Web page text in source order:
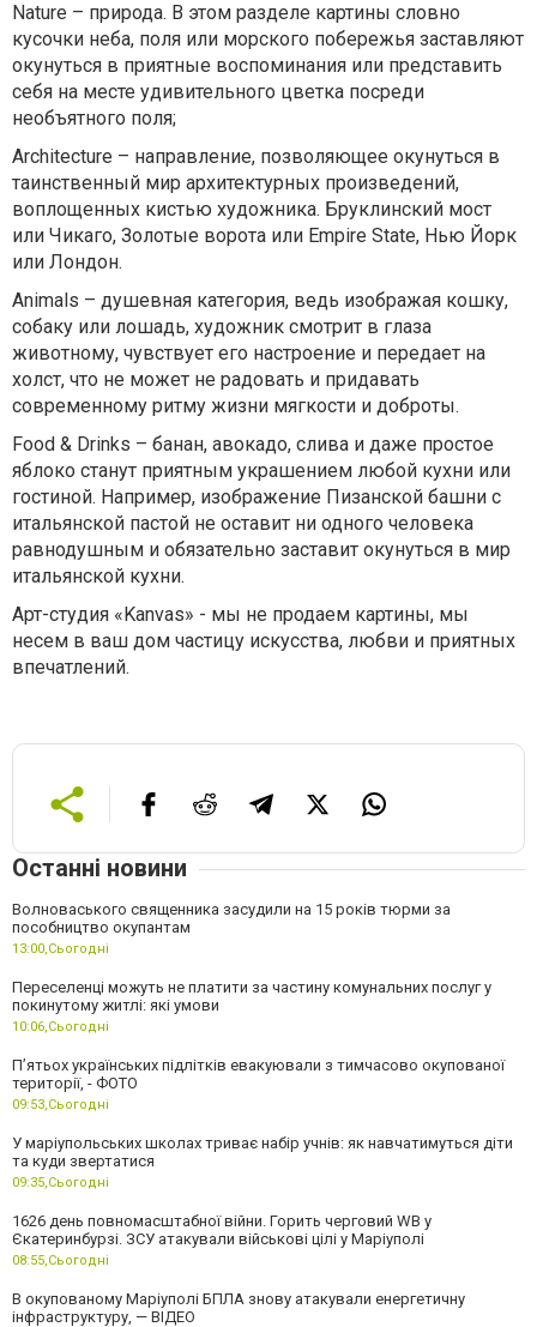
Nature – природа. В этом разделе картины словно
кусочки неба, поля или морского побережья заставляют
окунуться в приятные воспоминания или представить
себя на месте удивительного цветка посреди
необъятного поля;
Architecture – направление, позволяющее окунуться в
таинственный мир архитектурных произведений,
воплощенных кистью художника. Бруклинский мост
или Чикаго, Золотые ворота или Empire State, Нью Йорк
или Лондон.
Animals – душевная категория, ведь изображая кошку,
собаку или лошадь, художник смотрит в глаза
животному, чувствует его настроение и передает на
холст, что не может не радовать и придавать
современному ритму жизни мягкости и доброты.
Food & Drinks – банан, авокадо, слива и даже простое
яблоко станут приятным украшением любой кухни или
гостиной. Например, изображение Пизанской башни с
итальянской пастой не оставит ни одного человека
равнодушным и обязательно заставит окунуться в мир
итальянской кухни.
Арт-студия «Kanvas» - мы не продаем картины, мы
несем в ваш дом частицу искусства, любви и приятных
впечатлений.
Останні новини
Волноваського священника засудили на 15 років тюрми за
пособництво окупантам
13:00,Сьогодні
Переселенці можуть не платити за частину комунальних послуг у
покинутому житлі: які умови
10:06,Сьогодні
П’ятьох українських підлітків евакуювали з тимчасово окупованої
території, - ФОТО
09:53,Сьогодні
У маріупольських школах триває набір учнів: як навчатимуться діти
та куди звертатися
09:35,Сьогодні
1626 день повномасштабної війни. Горить черговий WB у
Єкатеринбурзі. ЗСУ атакували військові цілі у Маріуполі
08:55,Сьогодні
В окупованому Маріуполі БПЛА знову атакували енергетичну
інфраструктуру, — ВІДЕО